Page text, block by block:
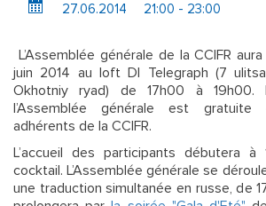
27.06.2014 21:00 - 23:00
L’Assemblée générale de la CCIFR
juin 2014 au loft DI Telegraph (7
Okhotniy ryad) de 17h00 à 19h00.
l’Assemblée générale est
adhérents de la CCIFR.
L’accueil des participants débutera à
cocktail. L’Assemblée générale se
une traduction simultanée en russe, de